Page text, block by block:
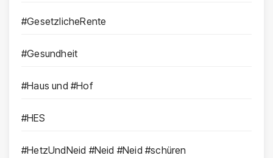
#GesetzlicheRente
#Gesundheit
#Haus und #Hof
#HES
#HetzUndNeid #Neid #Neid #schüren